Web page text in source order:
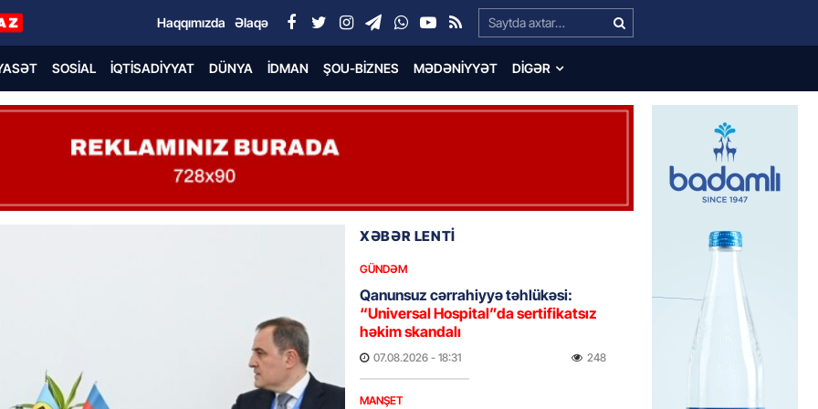
Search…
Haqqımızda Əlaqə
SOSIAL İQTISADIYYAT DÜNYA İDMAN ŞOU-BIZNES MƏDƏNIYYƏT DIGƏR
XƏBƏR LENTİ
GÜNDƏM
Qanunsuz cərrahiyyə təhlükəsi:
“Universal Hospital”da sertifikatsız
həkim skandalı
07.08.2026 - 18:31 248
MANŞET